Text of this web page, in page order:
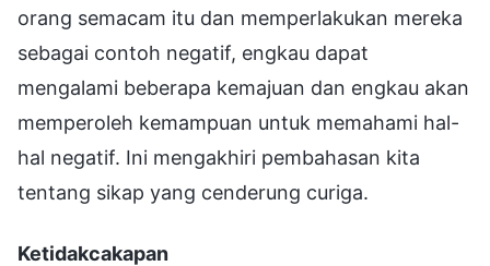
orang semacam itu dan memperlakukan mereka
sebagai contoh negatif, engkau dapat
mengalami beberapa kemajuan dan engkau akan
memperoleh kemampuan untuk memahami hal-
hal negatif. Ini mengakhiri pembahasan kita
tentang sikap yang cenderung curiga.
Ketidakcakapan